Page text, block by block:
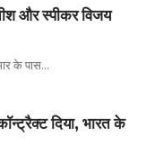
और स्पीकर विजय
के पास…
दिया, भारत के